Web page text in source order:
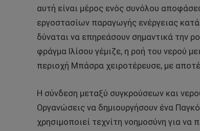
αυτή είναι μέρος ενός συνόλου
εργοστασίων παραγωγής ενέργειας
δύναται να επηρεάσουν σημαντικά την
φράγμα Ιλίσου γέμιζε, η ροή του νερού
περιοχή Μπάσρα χειροτέρευσε, με
Η σύνδεση μεταξύ συγκρούσεων και
Οργανώσεις να δημιουργήσουν ένα
χρησιμοποιεί τεχνίτη νοημοσύνη για να